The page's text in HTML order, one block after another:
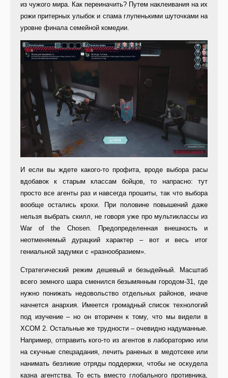
из чужого мира. Как переиначить? Путем наклеивания на их
рожи притерных улыбок и спама глупенькими шуточками на
уровне финала семейной комедии.
И если вы ждете какого-то профита, вроде выбора расы
вдобавок к старым классам бойцов, то напрасно: тут
просто все агенты раз и навсегда прошиты, так что выбора
вообще остались крохи. При половине повышений даже
нельзя выбрать скилл, не говоря уже про мультиклассы из
War of the Chosen. Предопределенная внешность и
неотменяемый дурацкий характер – вот и весь итог
гениальной задумки с «разнообразием».
Стратегический режим дешевый и безыдейный. Масштаб
всего земного шара сменился безымянным городом-31, где
нужно понижать недовольство отдельных районов, иначе
начнется анархия. Имеется громадный список технологий
под изучение – но он вторичен к тому, что мы видели в
XCOM 2. Остальные же трудности – очевидно надуманные.
Например, отправить кого-то из агентов в лабораторию или
на скучные спецзадания, лечить раненых в медотсеке или
нанимать безликие отряды поддержки, чтобы не оскудела
казна агентства. То есть вместо глобального противника,